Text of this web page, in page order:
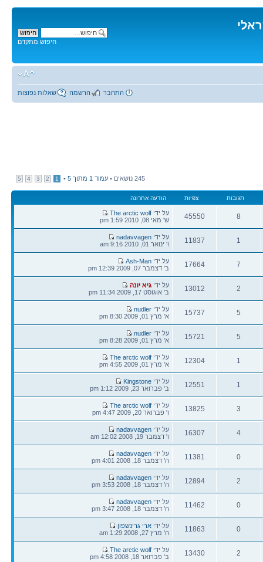
חיפוש מתקדם
שאלות נפוצות הרשמה התחבר
245 נושאים • עמוד 1 מתוך 5
•
1
2
3
4
5
תגובות צפיות הודעה אחרונה
8
תגובות
45550
צפיות
הודעה
אחרונה
על ידיThe arctic wolf
ש' מאי 08, 2010 1:59 pm
1
תגובות
11837
צפיות
הודעה
אחרונה
על ידיnadavvagen
ו' ינואר 01, 2010 9:16 am
7
תגובות
17664
צפיות
הודעה
אחרונה
על ידיAsh-Man
ב' דצמבר 07, 2009 12:39 pm
2
תגובות
13012
צפיות
הודעה
אחרונה
על ידיגיא יונה
ב' אוגוסט 17, 2009 11:34 pm
5
תגובות
15737
צפיות
הודעה
אחרונה
על ידיnudler
א' מרץ 01, 2009 8:30 pm
5
תגובות
15721
צפיות
הודעה
אחרונה
על ידיnudler
א' מרץ 01, 2009 8:28 pm
1
תגובות
12304
צפיות
הודעה
אחרונה
על ידיThe arctic wolf
א' מרץ 01, 2009 4:55 pm
1
תגובות
12551
צפיות
הודעה
אחרונה
על ידיKingstone
ב' פברואר 23, 2009 1:12 pm
3
תגובות
13825
צפיות
הודעה
אחרונה
על ידיThe arctic wolf
ו' פברואר 20, 2009 4:47 pm
4
תגובות
16307
צפיות
הודעה
אחרונה
על ידיnadavvagen
ו' דצמבר 19, 2008 12:02 am
0
תגובות
11381
צפיות
הודעה
אחרונה
על ידיnadavvagen
ה' דצמבר 18, 2008 4:01 pm
2
תגובות
12894
צפיות
הודעה
אחרונה
על ידיnadavvagen
ה' דצמבר 18, 2008 3:53 pm
0
תגובות
11462
צפיות
הודעה
אחרונה
על ידיnadavvagen
ה' דצמבר 18, 2008 3:47 pm
0
תגובות
11863
צפיות
הודעה
אחרונה
על ידיארי גרינשפון
ה' מרץ 27, 2008 1:29 am
2
13430
הודעה
אחרונה
על ידיThe arctic wolf
ב' פברואר 18, 2008 4:58 pm